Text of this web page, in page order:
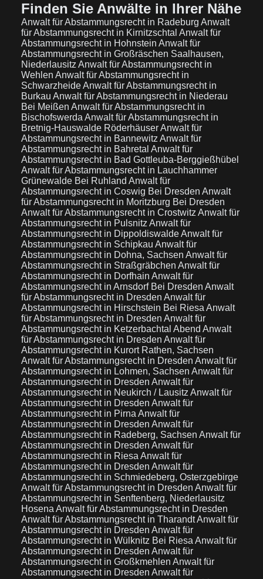
Finden Sie Anwälte in Ihrer Nähe
Anwalt für Abstammungsrecht in Radeburg Anwalt
für Abstammungsrecht in Kirnitzschtal Anwalt für
Abstammungsrecht in Hohnstein Anwalt für
Abstammungsrecht in Großräschen Saalhausen,
Niederlausitz Anwalt für Abstammungsrecht in
Wehlen Anwalt für Abstammungsrecht in
SchwarzheideAnwalt für Abstammungsrecht in
Burkau Anwalt für Abstammungsrecht in Niederau
Bei Meißen Anwalt für Abstammungsrecht in
Bischofswerda Anwalt für Abstammungsrecht in
Bretnig-Hauswalde RöderhäuserAnwalt für
Abstammungsrecht in Bannewitz Anwalt für
Abstammungsrecht in Bahretal Anwalt für
Abstammungsrecht in Bad Gottleuba-Berggießhübel
Anwalt für Abstammungsrecht in Lauchhammer
Grünewalde Bei Ruhland Anwalt für
Abstammungsrecht in Coswig Bei Dresden Anwalt
für Abstammungsrecht in Moritzburg Bei Dresden
Anwalt für Abstammungsrecht in Crostwitz Anwalt für
Abstammungsrecht in Pulsnitz Anwalt für
Abstammungsrecht in DippoldiswaldeAnwalt für
Abstammungsrecht in Schipkau Anwalt für
Abstammungsrecht in Dohna, Sachsen Anwalt für
Abstammungsrecht in Straßgräbchen Anwalt für
Abstammungsrecht in Dorfhain Anwalt für
Abstammungsrecht in Arnsdorf Bei Dresden Anwalt
für Abstammungsrecht in Dresden Anwalt für
Abstammungsrecht in Hirschstein Bei Riesa Anwalt
für Abstammungsrecht in Dresden Anwalt für
Abstammungsrecht in Ketzerbachtal Abend Anwalt
für Abstammungsrecht in Dresden Anwalt für
Abstammungsrecht in Kurort Rathen, Sachsen
Anwalt für Abstammungsrecht in Dresden Anwalt für
Abstammungsrecht in Lohmen, Sachsen Anwalt für
Abstammungsrecht in Dresden Anwalt für
Abstammungsrecht in Neukirch / Lausitz Anwalt für
Abstammungsrecht in Dresden Anwalt für
Abstammungsrecht in Pirna Anwalt für
Abstammungsrecht in Dresden Anwalt für
Abstammungsrecht in Radeberg, Sachsen Anwalt für
Abstammungsrecht in Dresden Anwalt für
Abstammungsrecht in Riesa Anwalt für
Abstammungsrecht in Dresden Anwalt für
Abstammungsrecht in Schmiedeberg, Osterzgebirge
Anwalt für Abstammungsrecht in Dresden Anwalt für
Abstammungsrecht in Senftenberg, Niederlausitz
Hosena Anwalt für Abstammungsrecht in Dresden
Anwalt für Abstammungsrecht in TharandtAnwalt für
Abstammungsrecht in Dresden Anwalt für
Abstammungsrecht in Wülknitz Bei Riesa Anwalt für
Abstammungsrecht in Dresden Anwalt für
Abstammungsrecht in Großkmehlen Anwalt für
Abstammungsrecht in Dresden Anwalt für